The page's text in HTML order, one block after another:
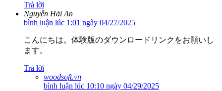
Trả lời
Nguyễn Hải An
bình luận lúc 1:01 ngày 04/27/2025
こんにちは。体験版のダウンロードリンクをお願いし
ます。
Trả lời
woodsoft.vn
bình luận lúc 10:10 ngày 04/29/2025